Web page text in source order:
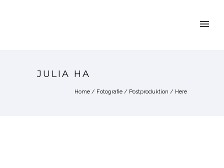
JULIA HA
Home / Fotografie / Postproduktion / Here